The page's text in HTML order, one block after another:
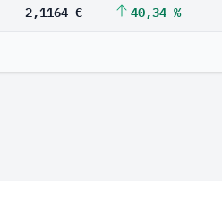
2,1164 € 40,34 %